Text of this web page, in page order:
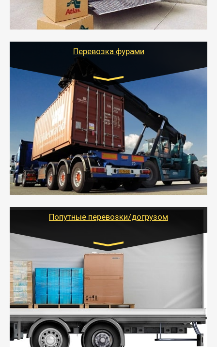
- Тайгер Логистик подберет автотранспорт, быстро и
качественно организует переезд к новому месту
службы или работы с гарантией сохранности груза и
оформлением документов, подтверждающих
Перевозка фурами
Транспорт:
Еврофура Тент от 5 до 10 тонн
грузоподъемность
от 10 000 руб. Возможен догруз
- Доставка фурой до 20 т возможна для больших
объемов грузов, упакованных в коробки, мешки,
паллеты и россыпью в самые отдаленные места
России с гарантией полной сохранности.
- Тайгер Логистик предоставляет услуги по
грузоперевозкам для физических и юридических лиц
Попутные перевозки/догрузом
Транспорт:
Газель (1,5 и 3 тонны), Бычок, Еврофура от 5 до
10 тонн
от 5000 руб. Возможен догруз
- Экономный способ доставить вещи от 200 кг в
другой город - догрузом или попутно. Попутные
грузоперевозки для физлиц, ИП и юрлиц обходятся
дешевле.